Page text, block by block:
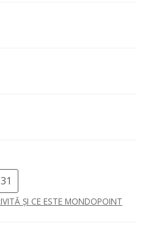
31
ȘI CE ESTE MONDOPOINT